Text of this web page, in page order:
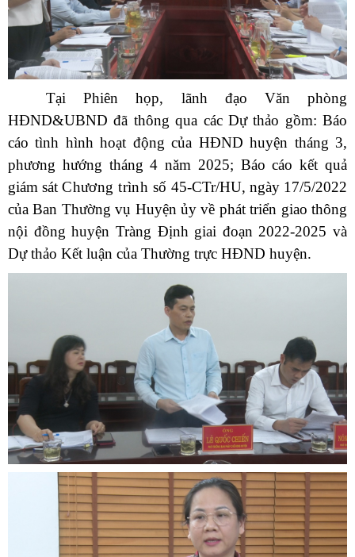
Tại Phiên họp, lãnh đạo Văn phòng
HĐND&UBND đã thông qua các Dự thảo gồm: Báo
cáo tình hình hoạt động của HĐND huyện tháng 3,
phương hướng tháng 4 năm 2025; Báo cáo kết quả
giám sátChương trình số 45-CTr/HU, ngày 17/5/2022
của Ban Thường vụ Huyện ủy về phát triển giao thông
nội đồng huyện Tràng Định giai đoạn 2022-2025 và
Dự thảo Kết luận của Thường trực HĐND huyện.